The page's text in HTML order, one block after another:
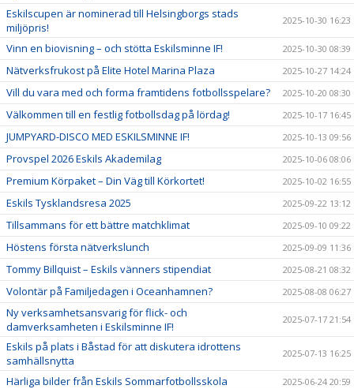
Eskilscupen är nominerad till Helsingborgs stads
miljöpris!
2025-10-30 16:23
Vinn en biovisning – och stötta Eskilsminne IF! 2025-10-30 08:39
Nätverksfrukost på Elite Hotel Marina Plaza 2025-10-27 14:24
Vill du vara med och forma framtidens fotbollsspelare? 2025-10-20 08:30
Välkommen till en festlig fotbollsdag på lördag! 2025-10-17 16:45
JUMPYARD-DISCO MED ESKILSMINNE IF! 2025-10-13 09:56
Provspel 2026 Eskils Akademilag 2025-10-06 08:06
Premium Körpaket – Din Väg till Körkortet! 2025-10-02 16:55
Eskils Tysklandsresa 2025 2025-09-22 13:12
Tillsammans för ett bättre matchklimat 2025-09-10 09:22
Höstens första nätverkslunch 2025-09-09 11:36
Tommy Billquist – Eskils vänners stipendiat 2025-08-21 08:32
Volontär på Familjedagen i Oceanhamnen? 2025-08-08 06:27
Ny verksamhetsansvarig för flick- och
damverksamheten i Eskilsminne IF!
2025-07-17 21:54
Eskils på plats i Båstad för att diskutera idrottens
samhällsnytta
2025-07-13 16:25
Härliga bilder från Eskils Sommarfotbollsskola 2025-06-24 20:59